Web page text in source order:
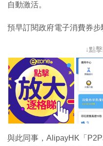
自動激活。
預早訂閱政府電子消費券步
↓點
與此同事，AlipayHK「